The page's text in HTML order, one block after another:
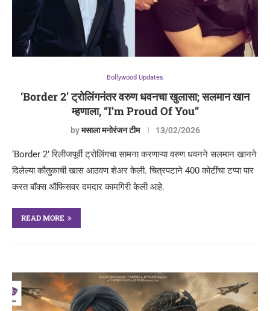
Bollywood Updates
‘Border 2’ ट्रोलिंगनंतर वरुण धवनचा खुलासा; सलमान खान
म्हणाला, “I’m Proud Of You”
byमसाला मनोरंजन टीम 13/02/2026
‘Border 2’ रिलीजपूर्वी ट्रोलिंगचा सामना करणाऱ्या वरुण धवनने सलमान खानने
दिलेल्या कौतुकाची खास आठवण शेअर केली. चित्रपटाने 400 कोटींचा टप्पा पार
करत बॉक्स ऑफिसवर दमदार कामगिरी केली आहे.
READ MORE